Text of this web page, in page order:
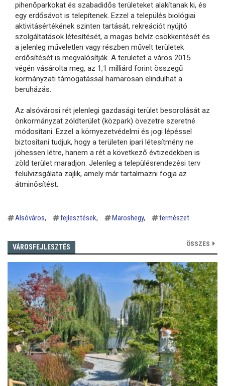
pihenőparkokat és szabadidős területeket alakítanak ki, és
egy erdősávot is telepítenek. Ezzel a település biológiai
aktivitásértékének szinten tartását, rekreációt nyújtó
szolgáltatások létesítését, a magas belvíz csökkentését és
a jelenleg műveletlen vagy részben művelt területek
erdősítését is megvalósítják. A területet a város 2015
végén vásárolta meg, az 1,1 milliárd forint összegű
kormányzati támogatással hamarosan elindulhat a
beruházás.
Az alsóvárosi rét jelenlegi gazdasági terület besorolását az
önkormányzat zöldterület (közpark) övezetre szeretné
módosítani. Ezzel a környezetvédelmi és jogi lépéssel
biztosítani tudjuk, hogy a területen ipari létesítmény ne
jöhessen létre, hanem a rét a következő évtizedekben is
zöld terület maradjon. Jelenleg a településrendezési terv
felülvizsgálata zajlik, amely már tartalmazni fogja az
átminősítést.
Alsóváros fejlesztések Maroshegy természet
VÁROSFEJLESZTÉS ÖSSZES